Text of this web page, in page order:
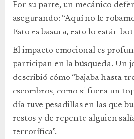
Por su parte, un mecánico
asegurando: “Aquí no le
Esto es basura, esto lo están
El impacto emocional es
participan en la búsqueda. Un
describió cómo “bajaba hasta
escombros, como si fuera un
día tuve pesadillas en las que
restos y de repente alguien
terrorífica”.